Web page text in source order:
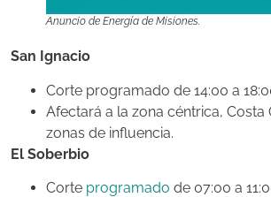
Anuncio de Energía de Misiones.
San Ignacio
Corte programado de 14:00 a
Afectará a la zona céntrica, Costa
zonas de influencia.
El Soberbio
Corte programado de 07:00 a